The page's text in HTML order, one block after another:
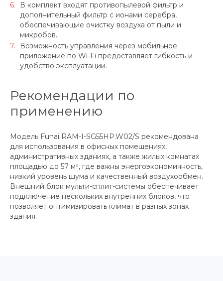
В комплект входят противопылевой фильтр и
дополнительный фильтр с ионами серебра,
обеспечивающие очистку воздуха от пыли и
микробов.
Возможность управления через мобильное
приложение по Wi-Fi предоставляет гибкость и
удобство эксплуатации.
Рекомендации по
применению
Модель Funai RAM-I-SG55HP.W02/S рекомендована
для использования в офисных помещениях,
административных зданиях, а также жилых комнатах
площадью до 57 м², где важны энергоэкономичность,
низкий уровень шума и качественный воздухообмен.
Внешний блок мульти-сплит-системы обеспечивает
подключение нескольких внутренних блоков, что
позволяет оптимизировать климат в разных зонах
здания.